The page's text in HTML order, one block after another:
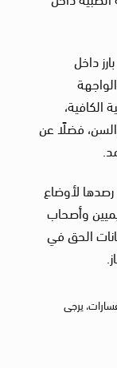
داخل
الكافية،
السن، فضلًا عن
رصدها لأوضاع
وأصحاب
الحق في
يرجى